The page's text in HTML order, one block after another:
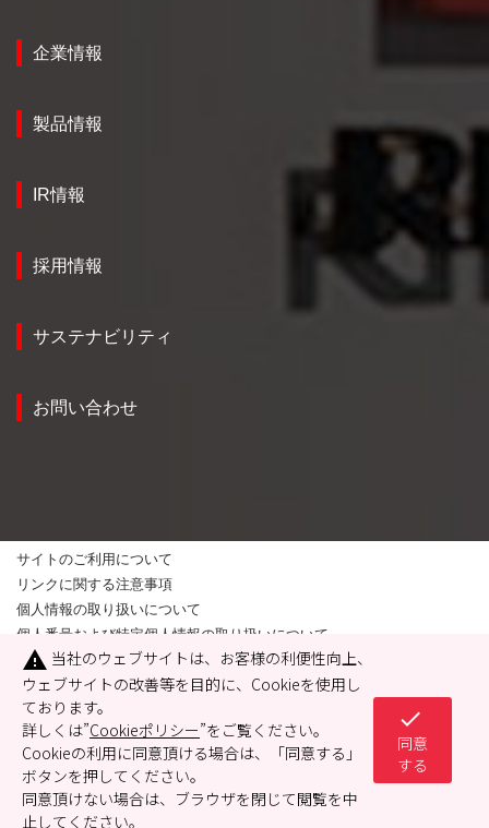
企業情報
製品情報
IR情報
採用情報
サステナビリティ
お問い合わせ
サイトのご利用について
リンクに関する注意事項
個人情報の取り扱いについて
個人番号および特定個人情報の取り扱いについて
Cookieポリシー
緊急時情報ページ
Copyright© 2023 RIKEN KEIKI CO., LTD. All Rights Reserved.
warning 当社のウェブサイトは、お客様の利便性向上、
ウェブサイトの改善等を目的に、Cookieを使用し
ております。
詳しくは”Cookieポリシー”をご覧ください。
Cookieの利用に同意頂ける場合は、「同意する」
ボタンを押してください。
同意頂けない場合は、ブラウザを閉じて閲覧を中
止してください。
check
同意
する